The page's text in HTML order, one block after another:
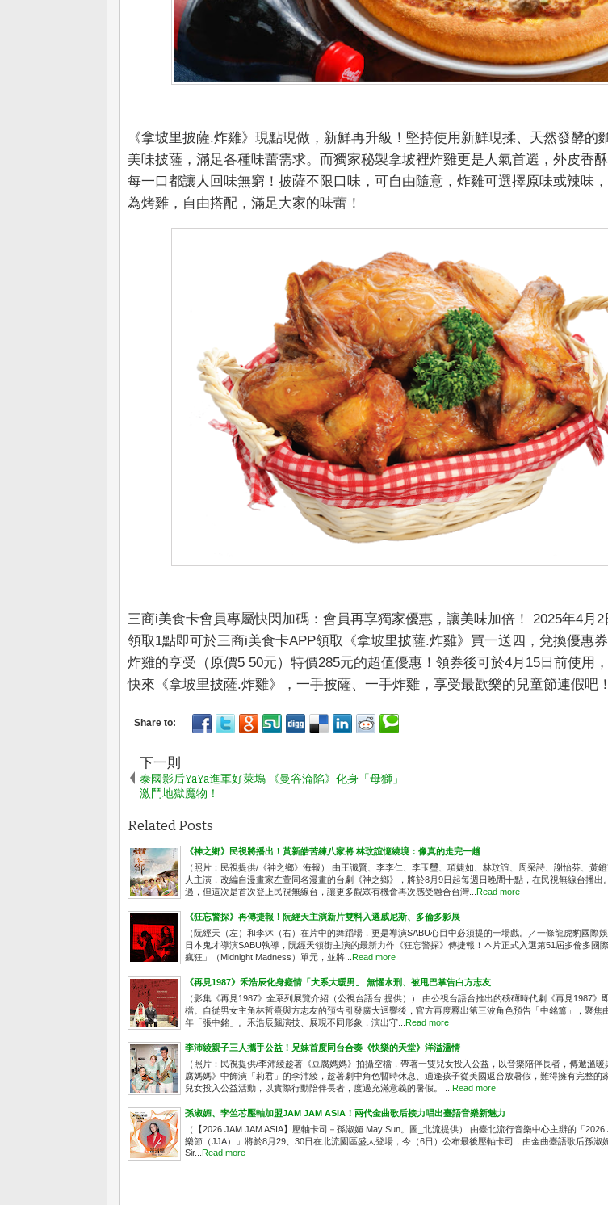
《拿坡里披薩.炸雞》現點現做，新鮮再升級！堅持使用新鮮現揉、天然發酵的
美味披薩，滿足各種味蕾需求。而獨家秘製拿坡裡炸雞更是人氣首選，外皮香酥
每一口都讓人回味無窮！披薩不限口味，可自由隨意，炸雞可選擇原味或辣味
為烤雞，自由搭配，滿足大家的味蕾！
三商i美食卡會員專屬快閃加碼：會員再享獨家優惠，讓美味加倍！ 2025年4月2
領取1點即可於三商i美食卡APP領取《拿坡里披薩.炸雞》買一送四，兌換優惠
炸雞的享受（原價5 50元）特價285元的超值優惠！領券後可於4月15日前使用
快來《拿坡里披薩.炸雞》，一手披薩、一手炸雞，享受最歡樂的兒童節連假吧！
下一則
泰國影后YaYa進軍好萊塢 《曼谷淪陷》化身「母獅」
激鬥地獄魔物！
Related Posts
《神之鄉》民視將播出！黃新皓苦練八家將 林玟誼憶繞境：像真的走完一趟
（照片：民視提供/《神之鄉》海報） 由王識賢、李李仁、李玉璽、項婕如、林玟誼、周采詩、謝怡芬、黃
人主演，改編自漫畫家左萱同名漫畫的台劇《神之鄉》，將於8月9日起每週日晚間十點，在民視無線台播出
過，但這次是首次登上民視無線台，讓更多觀眾有機會再次感受融合台灣... Read more
《狂忘警探》再傳捷報！阮經天主演新片雙料入選威尼斯、多倫多影展
（阮經天（左）和李沐（右）在片中的舞蹈場，更是導演SABU心目中必須提的一場戲。／一條龍虎豹國際
日本鬼才導演SABU執導，阮經天領銜主演的最新力作《狂忘警探》傳捷報！本片正式入選第51屆多倫多國
瘋狂」（Midnight Madness）單元，並將... Read more
《再見1987》禾浩辰化身癡情「犬系大暖男」 無懼水刑、被甩巴掌告白方志友
（影集《再見1987》全系列展覽介紹（公視台語台 提供）） 由公視台語台推出的磅礡時代劇《再見1987》
檔。自從男女主角林哲熹與方志友的預告引發廣大迴響後，官方再度釋出第三波角色預告「中銘篇」，聚焦
年「張中銘」。禾浩辰飆演技、展現不同形象，演出守... Read more
李沛綾親子三人攜手公益！兄妹首度同台合奏《快樂的天堂》洋溢溫情
（照片：民視提供/李沛綾趁著《豆腐媽媽》拍攝空檔，帶著一雙兒女投入公益，以音樂陪伴長者，傳遞溫
腐媽媽》中飾演「莉君」的李沛綾，趁著劇中角色暫時休息、適逢孩子從美國返台放暑假，難得擁有完整的
兒女投入公益活動，以實際行動陪伴長者，度過充滿意義的暑假。 ... Read more
孫淑媚、李竺芯壓軸加盟JAM JAM ASIA！兩代金曲歌后接力唱出臺語音樂新魅力
（【2026 JAM JAM ASIA】壓軸卡司－孫淑媚 May Sun。圖_北流提供） 由臺北流行音樂中心主辦的「2026
樂節（JJA）」將於8月29、30日在北流園區盛大登場，今（6日）公布最後壓軸卡司，由金曲臺語歌后孫淑
Sir... Read more